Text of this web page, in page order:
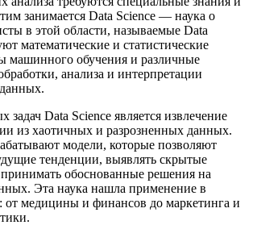
занимается Data Science — наука о
в этой области, называемые Data
математические и статистические
машинного обучения и различные
анализа и интерпретации
Data Science является извлечение
из хаотичных и разрозненных данных.
модели, которые позволяют
тенденции, выявлять скрытые
обоснованные решения на
Эта наука нашла применение в
от медицины и финансов до маркетинга и